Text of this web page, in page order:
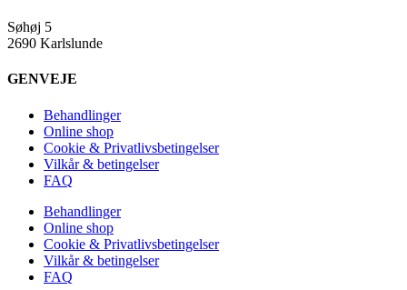
Søhøj 5
2690 Karlslunde
GENVEJE
Behandlinger
Online shop
Cookie & Privatlivsbetingelser
Vilkår & betingelser
FAQ
Behandlinger
Online shop
Cookie & Privatlivsbetingelser
Vilkår & betingelser
FAQ